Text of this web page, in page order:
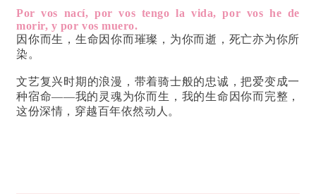
Por vos nací, por vos tengo la vida, por vos he de
morir, y por vos muero.
因你而生，生命因你而璀璨，为你而逝，死亡亦为你所
染。
文艺复兴时期的浪漫，带着骑士般的忠诚，把爱变成一
种宿命——我的灵魂为你而生，我的生命因你而完整，
这份深情，穿越百年依然动人。